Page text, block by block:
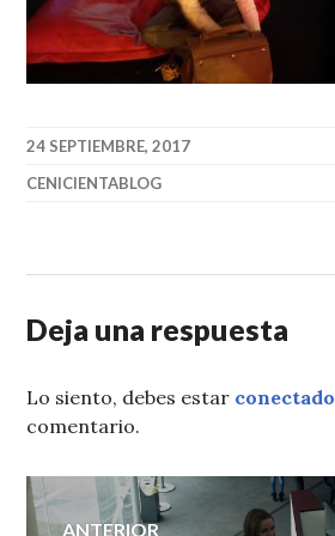
24 SEPTIEMBRE, 2017
CENICIENTABLOG
Deja una respuesta
Lo siento, debes estar conectado
comentario.
Navegación
ANTERIOR